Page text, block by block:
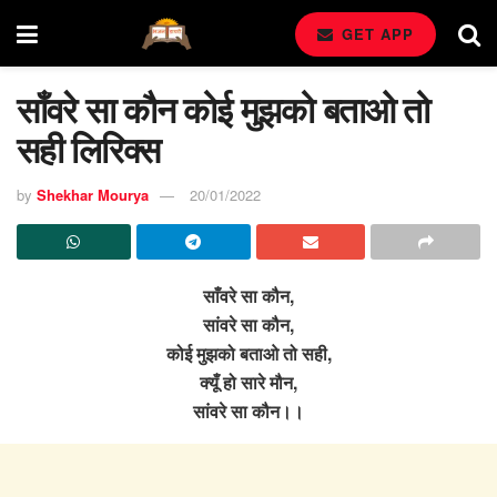
GET APP
साँवरे सा कौन कोई मुझको बताओ तो
सही लिरिक्स
by Shekhar Mourya 20/01/2022
साँवरे सा कौन,
सांवरे सा कौन,
कोई मुझको बताओ तो सही,
क्यूँ हो सारे मौन,
सांवरे सा कौन।।